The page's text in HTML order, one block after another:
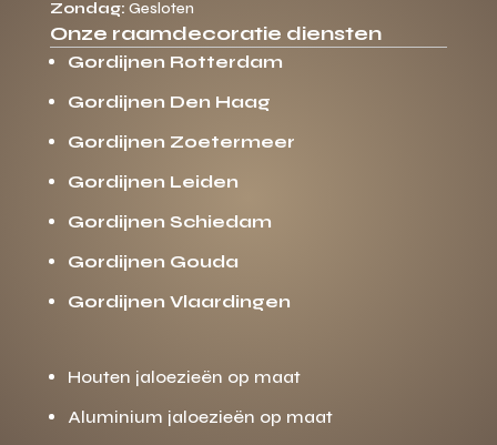
Zondag: Gesloten
Onze raamdecoratie diensten
Gordijnen Rotterdam
Gordijnen Den Haag
Gordijnen Zoetermeer
Gordijnen Leiden
Gordijnen Schiedam
Gordijnen Gouda
Gordijnen Vlaardingen
Houten jaloezieën op maat
Aluminium jaloezieën op maat